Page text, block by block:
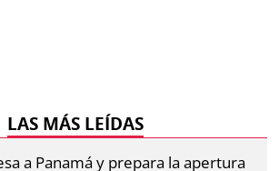
LAS MÁS LEÍDAS
a Panamá y prepara la apertura